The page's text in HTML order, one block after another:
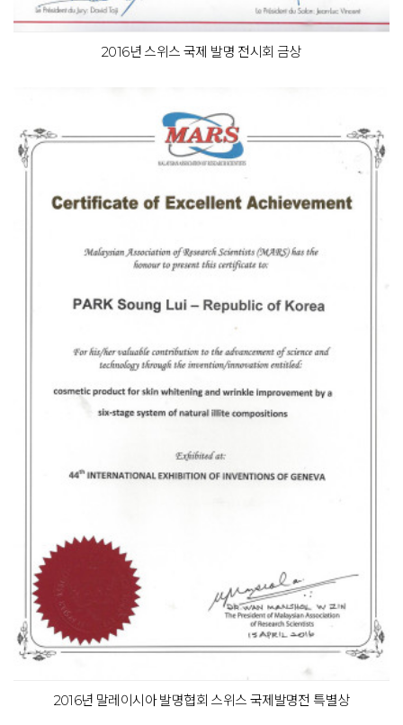
2016년 스위스 국제 발명 전시회 금상
2016년 말레이시아 발명협회 스위스 국제발명전 특별상